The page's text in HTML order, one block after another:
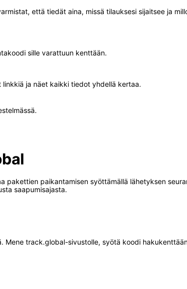
että tiedät aina, missä tilauksesi sijaitsee ja
sille varattuun kenttään.
ja näet kaikki tiedot yhdellä kertaa.
pakettien paikantamisen syöttämällä lähetyksen
saapumisajasta.
track.global-sivustolle, syötä koodi